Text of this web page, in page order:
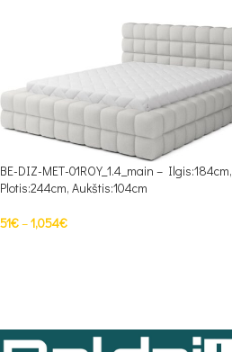
BE-DIZ-MET-01ROY_1.4_main – Ilgis:184cm,
Plotis:244cm, Aukštis:104cm
51€–1,054€